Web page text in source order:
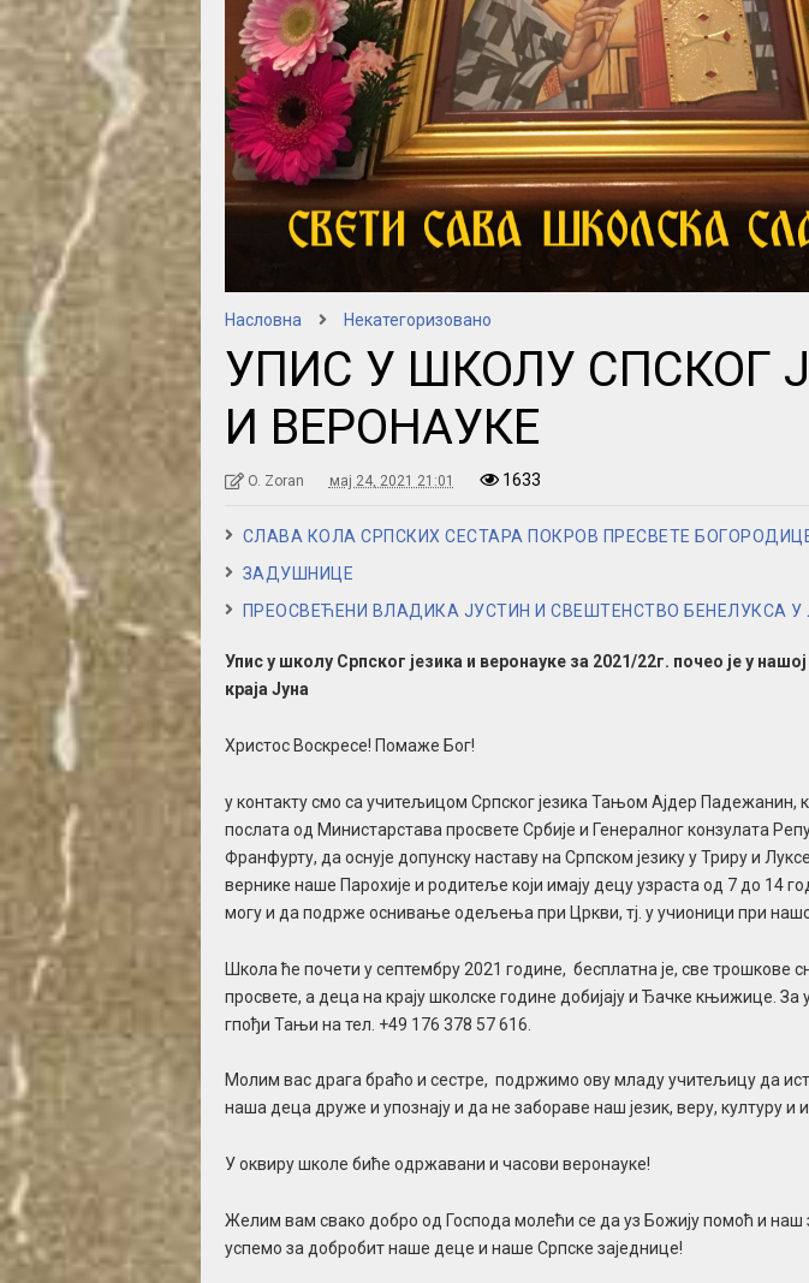
Насловна Некатегоризовано
УПИС У ШКОЛУ СПСКОГ
И ВЕРОНАУКЕ
O. Zoran мај 24, 2021 21:01 1633
СЛАВА КОЛА СРПСКИХ СЕСТАРА ПОКРОВ ПРЕСВЕТЕ
ЗАДУШНИЦЕ
ПРЕОСВЕЋЕНИ ВЛАДИКА ЈУСТИН И СВЕШТЕНСТВО БЕНЕЛУКСА У
Упис у школу Српског језика и веронауке за 2021/22г. почео је у
краја Јуна
Христос Воскресе! Помаже Бог!
у контакту смо са учитељицом Српског језика Тањом Ајдер Падежанин,
послата од Министарстава просвете Србије и Генералног конзулата
Франфурту, да оснује допунску наставу на Српском језику у Триру и
вернике наше Парохије и родитеље који имају децу узраста од 7 до 14
могу и да подрже оснивање одељења при Цркви, тј. у учионици при
Школа ће почети у септембру 2021 године, бесплатна је, све трошкове
просвете, а деца на крају школске године добијају и Ђачке књижице. За
гпођи Тањи на тел. +49 176 378 57 616.
Молим вас драга браћо и сестре, подржимо ову младу учитељицу да
наша деца друже и упознају и да не забораве наш језик, веру, културу и
У оквиру школе биће одржавани и часови веронауке!
Желим вам свако добро од Господа молећи се да уз Божију помоћ и наш
успемо за добробит наше деце и наше Српске заједнице!